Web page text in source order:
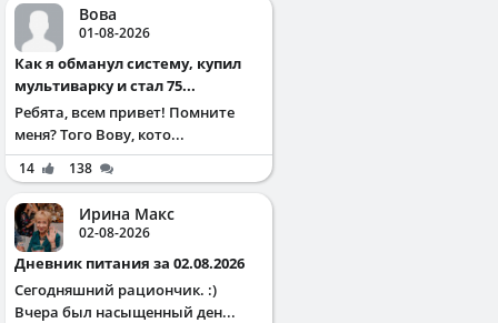
Вова
01-08-2026
Как я обманул систему, купил
мультиварку и стал 75...
Ребята, всем привет! Помните
меня? Того Вову, кото...
14 138
Ирина Макс
02-08-2026
Дневник питания за 02.08.2026
Сегодняшний рациончик. :)
Вчера был насыщенный ден...